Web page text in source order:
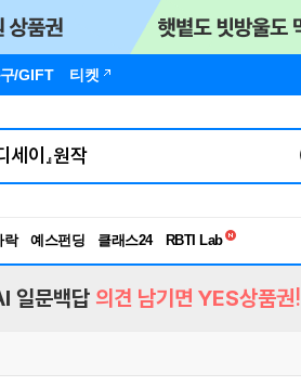
/GIFT 티켓
락 예스펀딩 클래스24
독서유형검사
일문백답 의견 남기면 YES상품권!